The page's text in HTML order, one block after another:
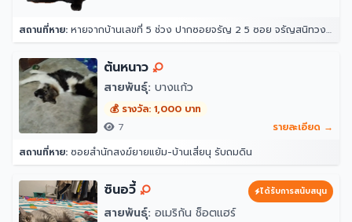
สถานที่หาย: หายจากบ้านเลขที่ 5 ช่วง ปากซอยจรัญ 2 5 ซอย จรัญสนิทวงศ์ 2 แขวงวัดท่าพระ เขตบางกอกใหญ่ กรุงเทพมหานคร 10600 ประเทศไทย
ต้นหนาว
สายพันธุ์: บางแก้ว
💰 รางวัล: 1,000 บาท
7
รายละเอียด →
สถานที่หาย: ซอยสำนักสงฆ์ยายแย้ม-บ้านเสี่ยนุ รับถมดิน
ซินอวี้ ได้รับการสนับสนุน
สายพันธุ์: อเมริกัน ช็อตแฮร์